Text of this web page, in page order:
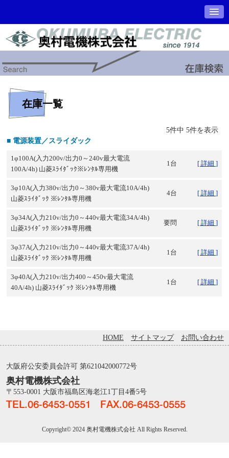
在庫一覧
5件中 5件を表示
■ 電源装置／スライダック
1φ100A(入力200v/出力0～240v最大電流
100A/4h) 山菱ｽﾗｲﾀﾞｯｸ※ﾚﾝﾀﾙ専用機
1台 [ 詳細 ]
3φ10A(入力380v/出力0～380v最大電流10A/4h)
山菱ｽﾗｲﾀﾞｯｸ ※ﾚﾝﾀﾙ専用機
4台 [ 詳細 ]
3φ34A(入力210v/出力0～440v最大電流34A/4h)
山菱ｽﾗｲﾀﾞｯｸ ※ﾚﾝﾀﾙ専用機
要問 [ 詳細 ]
3φ37A(入力210v/出力0～440v最大電流37A/4h)
山菱ｽﾗｲﾀﾞｯｸ ※ﾚﾝﾀﾙ専用機
1台 [ 詳細 ]
3φ40A(入力210v/出力400～450v最大電流
40A/4h) 山菱ｽﾗｲﾀﾞｯｸ ※ﾚﾝﾀﾙ専用機
1台 [ 詳細 ]
HOME サイトマップ お問い合わせ
大阪府公安委員会許可 第621042000772号
奥村電機株式会社
〒553-0001 大阪市福島区海老江1丁目4番5号
Copyright© 2024 奥村電機株式会社 All Rights Reserved.